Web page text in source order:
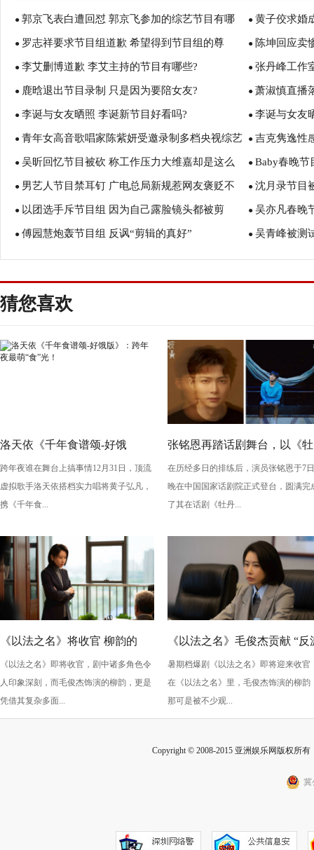
● 郭京飞表白遭回怼 郭京飞参加的综艺节目有哪
些？ 郭京飞迪丽热巴首次同幕！
● 黄子佼求婚
持的综艺节目
● 罗志祥要求节目组道歉 希望得到节目组的尊
重！
● 陈坤回应卖
● 李艾删博道歉 李艾主持的节目有哪些? ● 张丹峰工作
些？
● 鹿晗退出节目录制 只是因为要陪女友? ● 萧淑慎直播
真的吗？
● 李诞与女友晒照 李诞新节目好看吗? ● 李诞与女友
● 青年女高音歌唱家陈紫妍受邀录制多档央视综艺
节目
● 吉克隽逸性
点 吉克隽逸
● 吴昕回忆节目被砍 称工作压力大维嘉却是这么
说的！
● Baby春晚节
● 男艺人节目禁耳钉 广电总局新规惹网友褒贬不
一
● 沈月录节目
● 以团选手斥节目组 因为自己露脸镜头都被剪
了？
● 吴亦凡春晚
● 傅园慧炮轰节目组 反讽“剪辑的真好” ● 吴青峰被测
猜您喜欢
洛天依《千年食谱颂-好饿
版》：跨年夜最萌“食”光！
跨年夜谁在舞台上搞事情12月31日，顶流
虚拟歌手洛天依搭档实力唱将黄子弘凡，
携《千年食...
张铭恩再踏话剧舞台，以《牡
丹亭上三生路》续写古典深
情，全新演绎“柳梦梅”至情至
在历经多日的排练后，演员张铭恩于7日
晚在中国国家话剧院正式登台，圆满完
了其在话剧《牡丹...
《以法之名》将收官 柳韵的
“蠢” 让毛俊杰重回巅峰
《以法之名》即将收官，剧中诸多角色令
人印象深刻，而毛俊杰饰演的柳韵，更是
凭借其复杂多面...
《以法之名》毛俊杰贡献 “反
级” 演技？柳韵的 “蠢” 是表演
的胜利！
暑期档爆剧《以法之名》即将迎来收官
在《以法之名》里，毛俊杰饰演的柳韵
那可是被不少观...
Copyright © 2008-2015 亚洲娱乐网版权所
冀